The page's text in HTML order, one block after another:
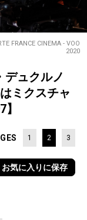
FRANCE CINEMA - VOO
2020
デュクルノ
ミクスチャ
1 2 3
お気に入りに保存